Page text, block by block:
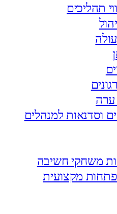
תהליכים
ערה
וסדנאות למנהלים
משחקי חשיבה
מקצועית